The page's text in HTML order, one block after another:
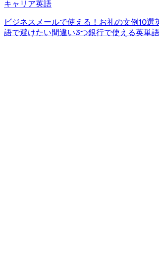
キャリア英語
ビジネスメールで使える！お礼の文例10選
語で避けたい間違い3つ銀行で使える英単語